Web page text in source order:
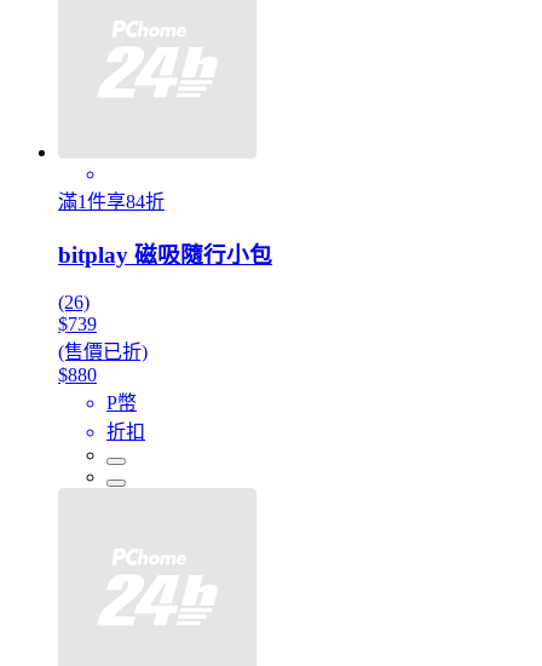
滿1件享84折
bitplay 磁吸隨行小包
(26)
$739
(售價已折)
$880
P幣
折扣